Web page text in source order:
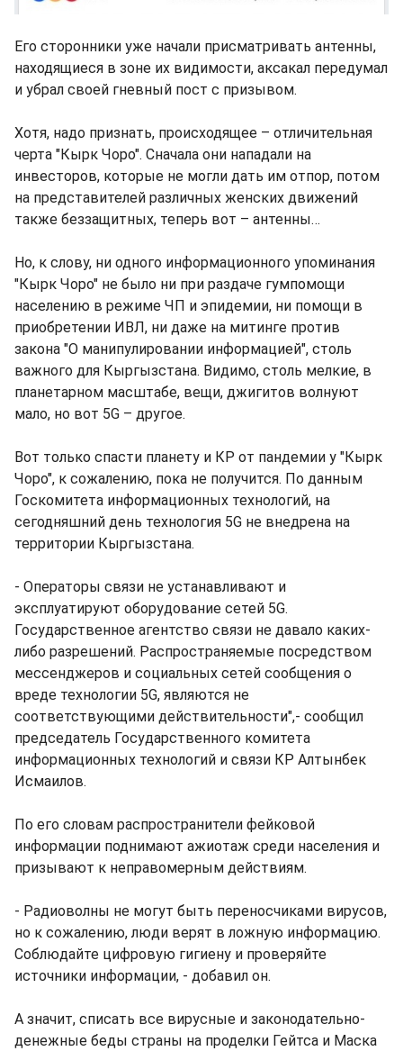
Его сторонники уже начали присматривать антенны,
находящиеся в зоне их видимости, аксакал передумал
и убрал своей гневный пост с призывом.
Хотя, надо признать, происходящее – отличительная
черта "Кырк Чоро". Сначала они нападали на
инвесторов, которые не могли дать им отпор, потом
на представителей различных женских движений
также беззащитных, теперь вот – антенны…
Но, к слову, ни одного информационного упоминания
"Кырк Чоро" не было ни при раздаче гумпомощи
населению в режиме ЧП и эпидемии, ни помощи в
приобретении ИВЛ, ни даже на митинге против
закона "О манипулировании информацией", столь
важного для Кыргызстана. Видимо, столь мелкие, в
планетарном масштабе, вещи, джигитов волнуют
мало, но вот 5G – другое.
Вот только спасти планету и КР от пандемии у "Кырк
Чоро", к сожалению, пока не получится. По данным
Госкомитета информационных технологий, на
сегодняшний день технология 5G не внедрена на
территории Кыргызстана.
- Операторы связи не устанавливают и
эксплуатируют оборудование сетей 5G.
Государственное агентство связи не давало каких-
либо разрешений. Распространяемые посредством
мессенджеров и социальных сетей сообщения о
вреде технологии 5G, являются не
соответствующими действительности",- сообщил
председатель Государственного комитета
информационных технологий и связи КР Алтынбек
Исмаилов.
По его словам распространители фейковой
информации поднимают ажиотаж среди населения и
призывают к неправомерным действиям.
- Радиоволны не могут быть переносчиками вирусов,
но к сожалению, люди верят в ложную информацию.
Соблюдайте цифровую гигиену и проверяйте
источники информации, - добавил он.
А значит, списать все вирусные и законодательно-
денежные беды страны на проделки Гейтса и Маска